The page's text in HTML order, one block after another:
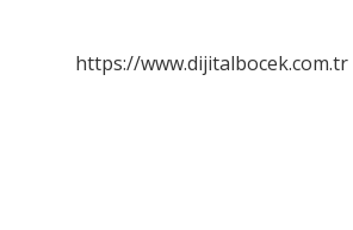
https://www.dijitalbocek.com.tr